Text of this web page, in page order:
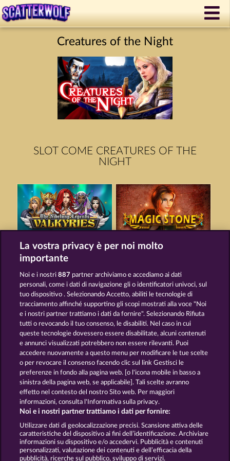
Creatures of the Night
SLOT COME CREATURES OF THE
NIGHT
VALKYRIES - THE NIBELUNG LEGENDS MAGIC STONE
MIGHTY DRAGON
Termini e condizioni
Informativa sulla privacy Note legali
Società FAQ Facebook
Invia richiesta di recesso
La vostra privacy è per noi molto
importante
Noi e i nostri887 partner archiviamo e accediamo ai dati
personali, come i dati di navigazione gli o identificatori univoci, sul
tuo dispositivo . Selezionando Accetto, abiliti le tecnologie di
tracciamento affinché supportino gli scopi mostrati alla voce "Noi
e i nostri partner trattiamo i dati da fornire". Selezionando Rifiuta
tutti o revocando il tuo consenso, le disabiliti. Nel caso in cui
queste tecnologie dovessero essere disabilitate, alcuni contenuti
e annunci visualizzati potrebbero non essere rilevanti. Puoi
accedere nuovamente a questo menu per modificare le tue scelte
o per revocare il consenso facendo clic sul link Gestisci le
preferenze in fondo alla pagina web. [o l'icona mobile in basso a
sinistra della pagina web, se applicabile]. Tali scelte avranno
effetto nel contesto del nostro Sito web. Per maggiori
informazioni, consulta l'Informativa sulla privacy.
Noi e i nostri partner trattiamo i dati per fornire:
Utilizzare dati di geolocalizzazione precisi. Scansione attiva delle
caratteristiche del dispositivo ai fini dell’identificazione. Archiviare
informazioni su dispositivo e/o accedervi. Pubblicità e contenuti
personalizzati, valutazione dei contenuti e dell’efficacia della
pubblicità, ricerche sul pubblico, sviluppo di servizi.